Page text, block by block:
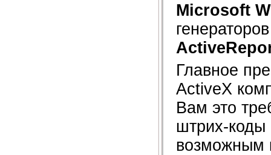
Microsoft
Главное
ActiveX
Вам это
штрих-
возможным